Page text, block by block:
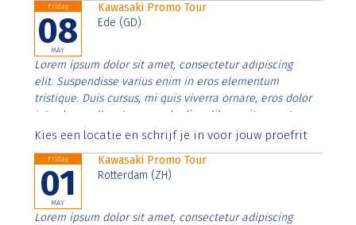
Friday
08
MAY
Kawasaki Promo Tour
Ede (GD)
Lorem ipsum dolor sit amet, consectetur adipiscing
elit. Suspendisse varius enim in eros elementum
tristique. Duis cursus, mi quis viverra ornare, eros dolor
interdum nulla, ut commodo diam libero vitae erat.
Aenean faucibus nibh et justo cursus id rutrum lorem
Kies een locatie en schrijf je in voor jouw proefrit
Friday
01
MAY
Kawasaki Promo Tour
Rotterdam (ZH)
Lorem ipsum dolor sit amet, consectetur adipiscing